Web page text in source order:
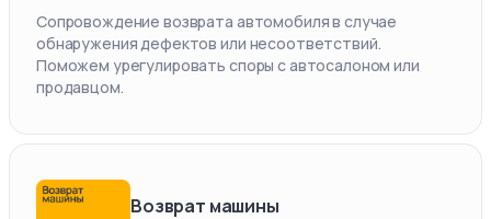
Сопровождение возврата автомобиля в случае
обнаружения дефектов или несоответствий.
Поможем урегулировать споры с автосалоном или
продавцом.
Возврат машины